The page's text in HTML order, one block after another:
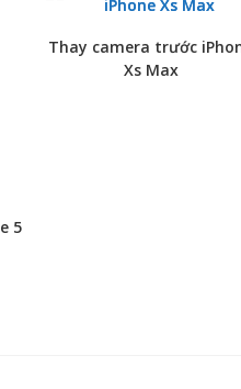
5
Thay camera trước
Xs Max